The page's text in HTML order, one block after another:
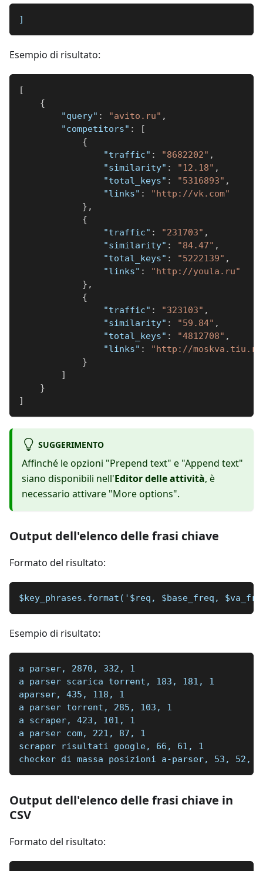
]
Esempio di risultato:
[
{
"query" : "avito.ru" ,
"competitors" :
[
{
"traffic" : "8682202" ,
"similarity" : "12.18" ,
"total_keys" : "5316893" ,
"links" :
"http://vk.com"
} ,
{
"traffic" : "231703" ,
"similarity" : "84.47" ,
"total_keys" : "5222139" ,
"links" :
"http://youla.ru"
} ,
{
"traffic" : "323103" ,
"similarity" : "59.84" ,
"total_keys" : "4812708" ,
"links" :
"http://
}
]
}
]
SUGGERIMENTO
Affinché le opzioni "Prepend text" e "Append text"
siano disponibili nell'Editor delle attività, è
necessario attivare "More options".
Output dell'elenco delle frasi chiave
Formato del risultato:
$key_phrases.format('$req, $base_freq,
Esempio di risultato:
a parser, 2870, 332, 1
a parser scarica torrent, 183, 181, 1
aparser, 435, 118, 1
a parser torrent, 285, 103, 1
a scraper, 423, 101, 1
a parser com, 221, 87, 1
scraper risultati google, 66, 61, 1
checker di massa posizioni a-parser, 53, 52, 1
Output dell'elenco delle frasi chiave in
CSV
Formato del risultato: